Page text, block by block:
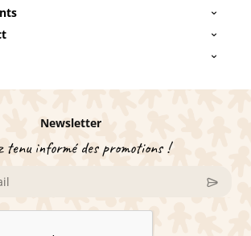
Newsletter
tenu informé des promotions !